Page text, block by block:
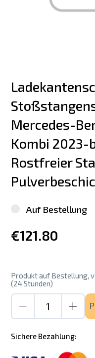
Mercedes-
Kombi 2023-
Rostfreier
Auf Bestellung
€121.80
Produkt auf Bestellung,
(24 Stunden)
Sichere Bezahlung: